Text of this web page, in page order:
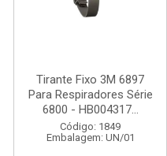
Tirante Fixo 3M 6897
Para Respiradores Série
6800 - HB004317...
Código: 1849
Embalagem: UN/01